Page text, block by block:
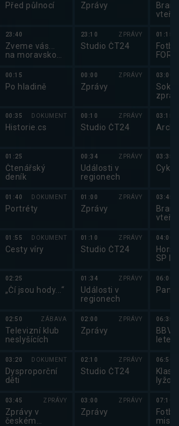
Před půlnocí
23:40
Zveme vás...
na moravskou
00:15
Po hladině
00:35 DOKUMENT
Historie.cs
01:25
Čtenářský
deník
01:40 DOKUMENT
Portréty
01:55 DOKUMENT
Cesty víry
02:25
„Čí jsou hody...“
02:50 ZÁBAVA
Televizní klub
neslyšících
03:20 DOKUMENT
Dysproporční
děti
03:45 ZPRÁVY
Zprávy v
českém
Zprávy
23:10 ZPRÁVY
Studio ČT24
00:00 ZPRÁVY
Zprávy
00:10 ZPRÁVY
Studio ČT24
00:34 ZPRÁVY
Události v
regionech
01:00 ZPRÁVY
Zprávy
01:10 ZPRÁVY
Studio ČT24
01:34 ZPRÁVY
Události v
regionech
02:00 ZPRÁVY
Zprávy
02:10 ZPRÁVY
Studio ČT24
03:00 ZPRÁVY
Zprávy
01:15
03:00
03:15
03:35
03:45
04:00
SP
06:00
06:35
BBV
06:50
2025
07:10